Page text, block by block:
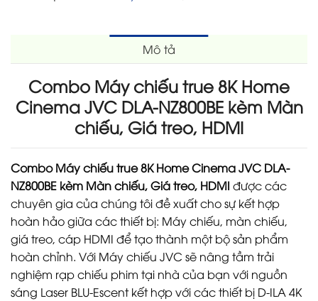
Mô tả
Combo Máy chiếu true 8K Home
Cinema JVC DLA-NZ800BE kèm Màn
chiếu, Giá treo, HDMI
Combo Máy chiếu true 8K Home Cinema JVC DLA-
NZ800BE kèm Màn chiếu, Giá treo, HDMI được các
chuyên gia của chúng tôi đề xuất cho sự kết hợp
hoàn hảo giữa các thiết bị: Máy chiếu, màn chiếu,
giá treo, cáp HDMI để tạo thành một bộ sản phẩm
hoàn chỉnh. Với Máy chiếu JVC sẽ nâng tầm trải
nghiệm rạp chiếu phim tại nhà của bạn với nguồn
sáng Laser BLU-Escent kết hợp với các thiết bị D-ILA 4K